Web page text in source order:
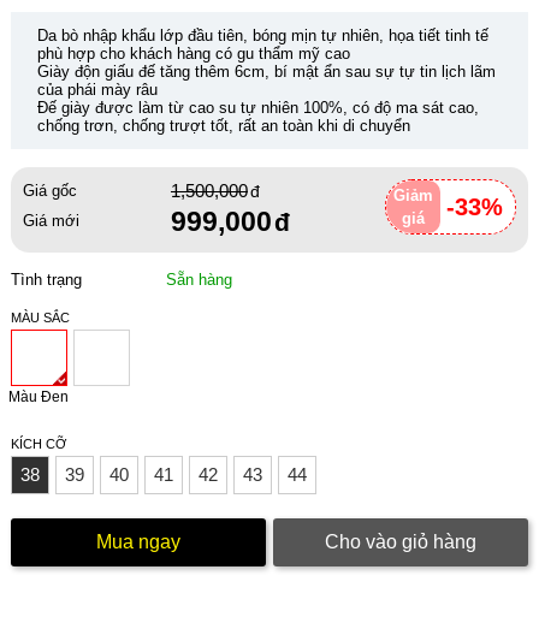
Da bò nhập khẩu lớp đầu tiên, bóng mịn tự nhiên, họa tiết tinh tế
phù hợp cho khách hàng có gu thẩm mỹ cao
Giày độn giấu đế tăng thêm 6cm, bí mật ẩn sau sự tự tin lịch lãm
của phái mày râu
Đế giày được làm từ cao su tự nhiên 100%, có độ ma sát cao,
chống trơn, chống trượt tốt, rất an toàn khi di chuyển
Giảm
giá
-33%
Giá gốc 1,500,000
Giá mới 999,000
Tình trạng Sẵn hàng
MÀU SẮC
Màu Đen
KÍCH CỠ
38 39 40 41 42 43 44
Mua ngay Cho vào giỏ hàng